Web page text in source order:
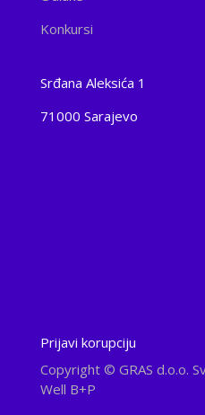
Konkursi
Srđana Aleksića 1
71000 Sarajevo
Prijavi korupciju
Copyright © GRAS d.o.o.
Well B+P